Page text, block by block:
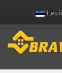
Eesti